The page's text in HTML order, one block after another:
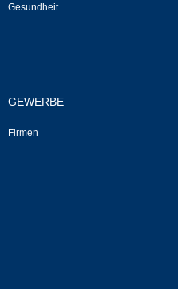
Bürgerservice
Gemeinderat
Gesundheit
GEWERBE
Firmen